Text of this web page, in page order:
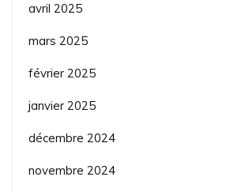
avril 2025
mars 2025
février 2025
janvier 2025
décembre 2024
novembre 2024